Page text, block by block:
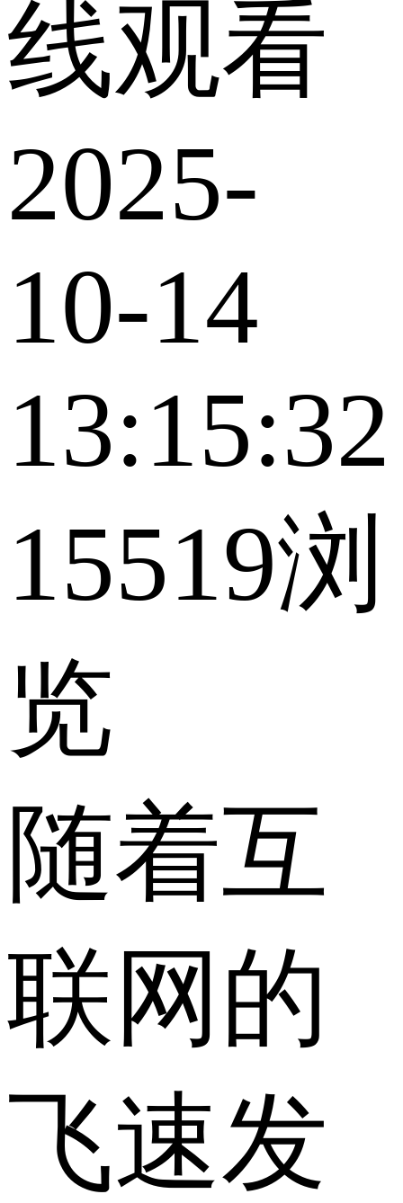
线观看
2025-
10-14
13:15:32
15519浏
览
随着互
联网的
飞速发